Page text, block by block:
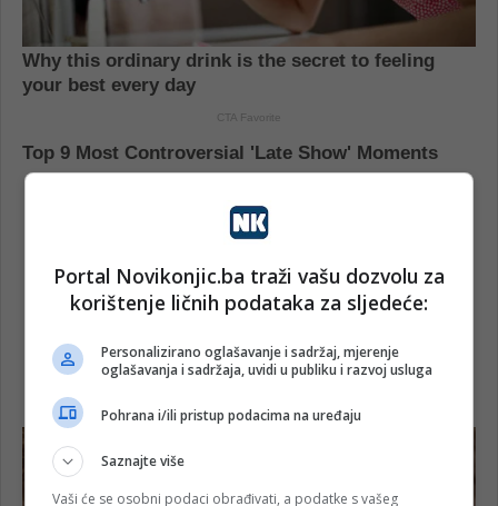
Portal Novikonjic.ba traži vašu dozvolu za
korištenje ličnih podataka za sljedeće:
Personalizirano oglašavanje i sadržaj, mjerenje
oglašavanja i sadržaja, uvidi u publiku i razvoj usluga
Pohrana i/ili pristup podacima na uređaju
Saznajte više
Vaši će se osobni podaci obrađivati, a podatke s vašeg